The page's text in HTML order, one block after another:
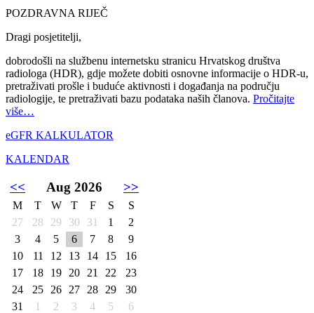
POZDRAVNA RIJEČ
Dragi posjetitelji,
dobrodošli na službenu internetsku stranicu Hrvatskog društva
radiologa (HDR), gdje možete dobiti osnovne informacije o HDR-u,
pretraživati prošle i buduće aktivnosti i događanja na području
radiologije, te pretraživati bazu podataka naših članova. Pročitajte
više…
eGFR KALKULATOR
KALENDAR
<< Aug 2026 >>
M T W T F S
S
27
28 29 30 31 1
2
3
4 5 6 7 8
9
10
11 12 13 14 15
16
17
18 19 20 21 22
23
24
25 26 27 28 29
30
31
1 2 3 4 5 6